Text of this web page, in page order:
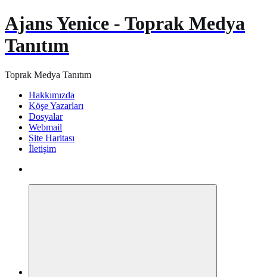
Ajans Yenice - Toprak Medya
Tanıtım
Toprak Medya Tanıtım
Hakkımızda
Köşe Yazarları
Dosyalar
Webmail
Site Haritası
İletişim